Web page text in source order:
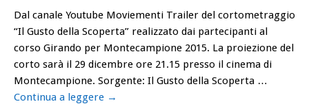
Dal canale Youtube Moviementi Trailer del cortometraggio
“Il Gusto della Scoperta” realizzato dai partecipanti al
corso Girando per Montecampione 2015. La proiezione del
corto sarà il 29 dicembre ore 21.15 presso il cinema di
Montecampione. Sorgente: Il Gusto della Scoperta …
Continua a leggere →